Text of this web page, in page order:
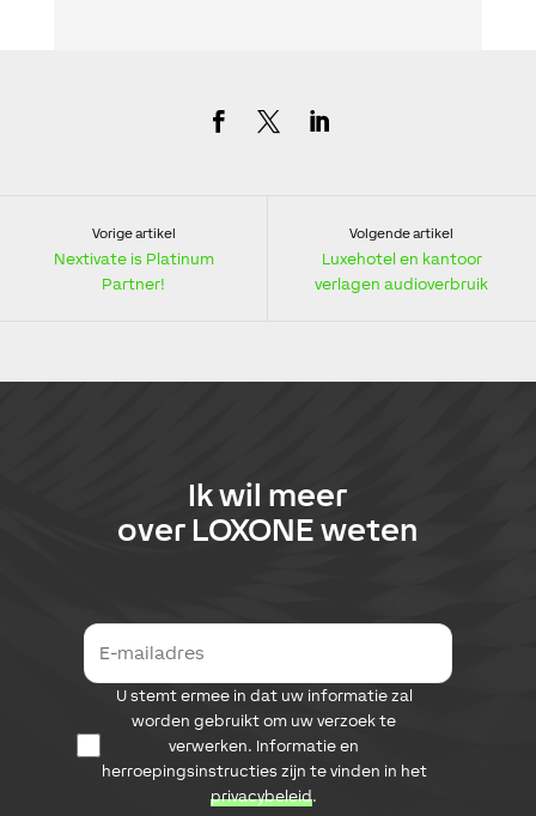
Vorige artikel
Nextivate is Platinum
Partner!
Volgende artikel
Luxehotel en kantoor
verlagen audioverbruik
Ik wil meer
overLOXONEweten
a
i
l
r
D
a
t
a
b
e
U stemt ermee in dat uw informatie zal
worden gebruikt om uw verzoek te
verwerken. Informatie en
herroepingsinstructies zijn te vinden in het
privacybeleid.